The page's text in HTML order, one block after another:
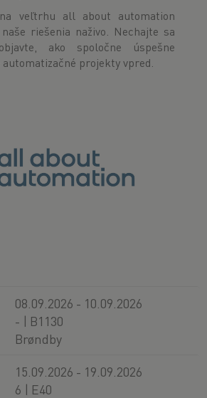
veľtrhu all about automation
riešenia naživo. Nechajte sa
ako spoločne úspešne
automatizačné projekty vpred.
08.09.2026 - 10.09.2026
- | B1130
Brøndby
15.09.2026 - 19.09.2026
6 | E40